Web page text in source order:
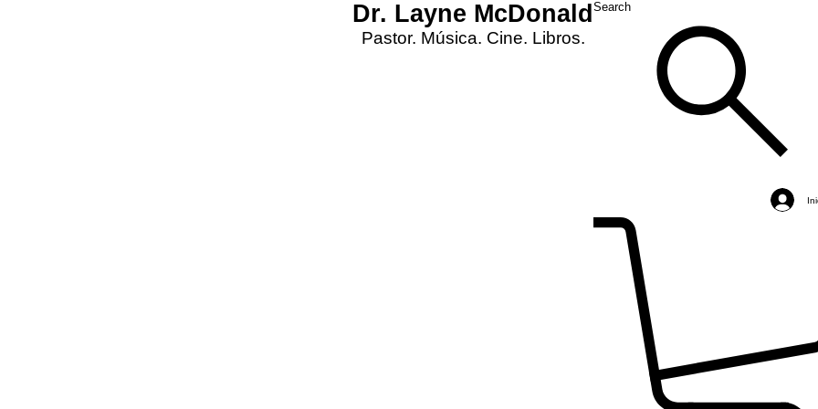
Dr. Layne McDonald
Pastor. Música. Cine. Libros.
Search